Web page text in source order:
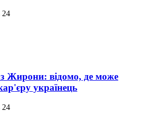
24
з Жирони: відомо, де може
українець
24